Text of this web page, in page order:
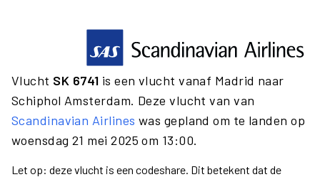
Vlucht SK 6741 is een vlucht vanaf Madrid naar
Schiphol Amsterdam. Deze vlucht van van
Scandinavian Airlines was gepland om te landen op
woensdag 21 mei 2025 om 13:00.
Let op: deze vlucht is een codeshare. Dit betekent dat de